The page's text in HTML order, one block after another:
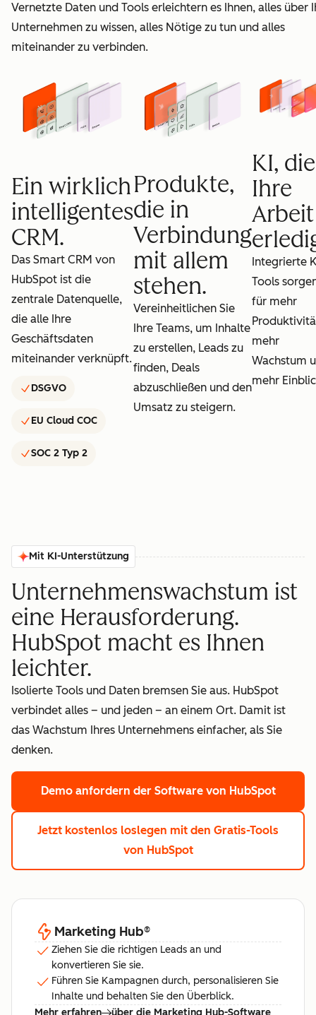
Vernetzte Daten und Tools erleichtern es Ihnen, alles über
Unternehmen zu wissen, alles Nötige zu tun und alles
miteinander zu verbinden.
Ein wirklich
intelligentes
CRM.
Das Smart CRM von
HubSpot ist die
zentrale Datenquelle,
die alle Ihre
Geschäftsdaten
miteinander verknüpft.
DSGVO
EU Cloud COC
SOC 2 Typ 2
Produkte,
die in
Verbindung
mit allem
stehen.
Vereinheitlichen Sie
Ihre Teams, um Inhalte
zu erstellen, Leads zu
finden, Deals
abzuschließen und den
Umsatz zu steigern.
KI, die
Ihre
Arbeit
Integrierte
Tools
für mehr
mehr
Wachstum
mehr
Mit KI-Unterstützung
Unternehmenswachstum ist
eine Herausforderung.
HubSpot macht es Ihnen
leichter.
Isolierte Tools und Daten bremsen Sie aus. HubSpot
verbindet alles – und jeden – an einem Ort. Damit ist
das Wachstum Ihres Unternehmens einfacher, als Sie
denken.
Demo anfordern der Software von HubSpot
Jetzt kostenlos loslegen mit den Gratis-Tools
von HubSpot
Marketing Hub®
Ziehen Sie die richtigen Leads an und
konvertieren Sie sie.
Führen Sie Kampagnen durch, personalisieren Sie
Inhalte und behalten Sie den Überblick.
Mehr erfahren
über die Marketing Hub-Software